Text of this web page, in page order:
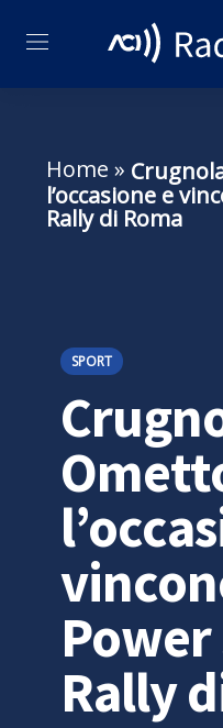
Home »
l’occasione e
Rally di Roma
SPORT
Power
Rally